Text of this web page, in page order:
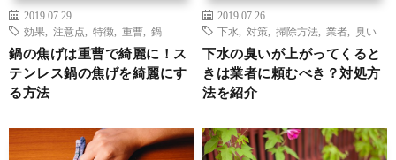
2019.07.29
効果
注意点 特徴 重曹 鍋
鍋の焦げは重曹で綺麗に！ス
テンレス鍋の焦げを綺麗にす
る方法
2019.07.26
下水
対策 掃除方法 業者 臭い
下水の臭いが上がってくると
きは業者に頼むべき？対処方
法を紹介